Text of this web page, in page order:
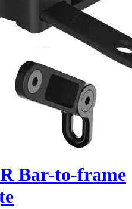
Bar-to-frame